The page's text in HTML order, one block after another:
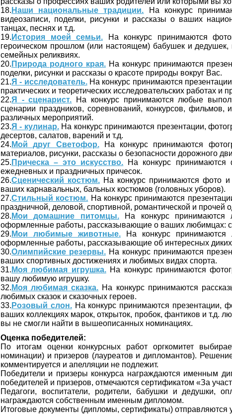
18. Наши национальные традиции. На конкурс
видеозаписи, поделки, рисунки и рассказы о ваших
танцах, песнях и т.д.
19. История моей семьи. На конкурс принимаются
героическом прошлом (или настоящем) бабушек и
семейных реликвиях.
20. Природа родного края. На конкурс принимаются
поделки, рисунки и рассказы о красоте природы вокруг Вас.
21.Я - исследователь.На конкурс принимаются
практических и теоретических исследовательских работах и
22.Я - сценарист. На конкурс принимаются любые
сценарии праздников, соревнований, конкурсов,
различных мероприятий.
23.Я - кулинар.На конкурс принимаются презентации,
десертов, салатов, варений и т.д.
24. Мой друг Светофор.На конкурс принимаются
материалов, рисунки, рассказы о безопасности дорожного
25. Прическа – это искусство. На конкурс
ежедневных и праздничных причесок.
26.Сценический костюм. На конкурс принимаются фото
ваших карнавальных, бальных костюмов (головных уборов).
27.Стильный костюм. На конкурс принимаются
праздничной, деловой, спортивной, романтической и прочей
28. Мои домашние питомцы.На конкурс принимаются
оформленные работы, рассказывающие о ваших любимцах:
29. Мои любимые животные. На конкурс
оформленные работы, рассказывающие об интересных
30.Олимпийские резервы. На конкурс принимаются
ваших спортивных достижениях и любимых видах спорта.
31. Моя любимая игрушка.На конкурс принимаются
вашу любимую игрушку.
32. Моя любимая сказка. На конкурс принимаются
любимых сказок и сказочных героев.
33. Розовый слон.На конкурс принимаются презентации,
ваших коллекциях марок, открыток, пробок, фантиков и т.д.
вы не смогли найти в вышеописанных номинациях.
Оценка победителей:
По итогам оценки конкурсных работ оргкомитет
номинации) и призеров (лауреатов и дипломантов).
комментируется и апелляции не подлежит.
Победители и призеры конкурса награждаются именным
победителей и призеров, отмечаются сертификатом «За
Педагоги, воспитатели, родители, бабушки и дедушки,
награждаются собственным именным дипломом.
Итоговые документы (дипломы, сертификаты) отправляются